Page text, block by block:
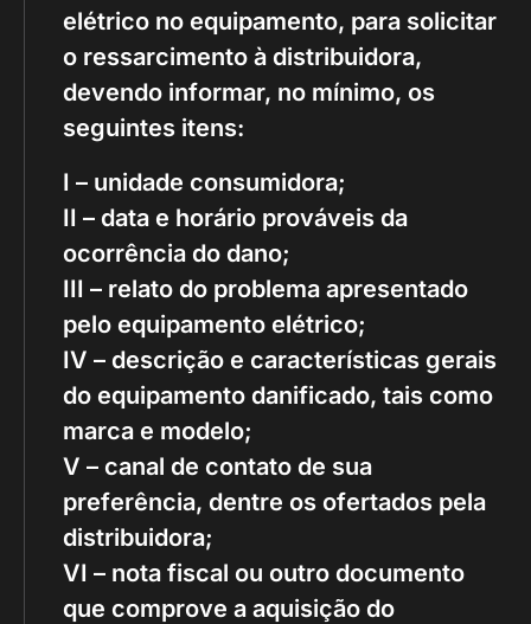
elétrico no equipamento, para solicitar
o ressarcimento à distribuidora,
devendo informar, no mínimo, os
seguintes itens:
I – unidade consumidora;
II – data e horário prováveis da
ocorrência do dano;
III – relato do problema apresentado
pelo equipamento elétrico;
IV – descrição e características gerais
do equipamento danificado, tais como
marca e modelo;
V – canal de contato de sua
preferência, dentre os ofertados pela
distribuidora;
VI – nota fiscal ou outro documento
que comprove a aquisição do